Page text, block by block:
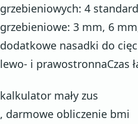
grzebieniowych: 4
grzebieniowe: 3 mm, 6
dodatkowe nasadki do
lewo- i prawostronnaCzas
kalkulator mały zus
, darmowe obliczenie bmi